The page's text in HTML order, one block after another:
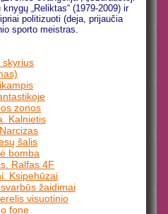
knygų „Reliktas“ (1979-2009) ir
politizuoti (deja, prijaučia
sporto meistras.
skyrius
zonos
Kalnietis
šalis
bomba
Ralfas 4F
Ksipehūzai
žaidimai
visuotinio
fone